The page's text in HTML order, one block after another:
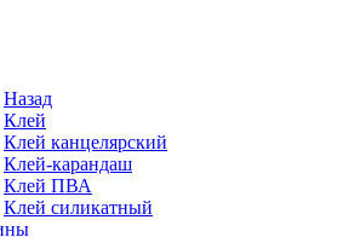
Назад
Клей
Клей канцелярский
Клей-карандаш
Клей ПВА
Клей силикатный